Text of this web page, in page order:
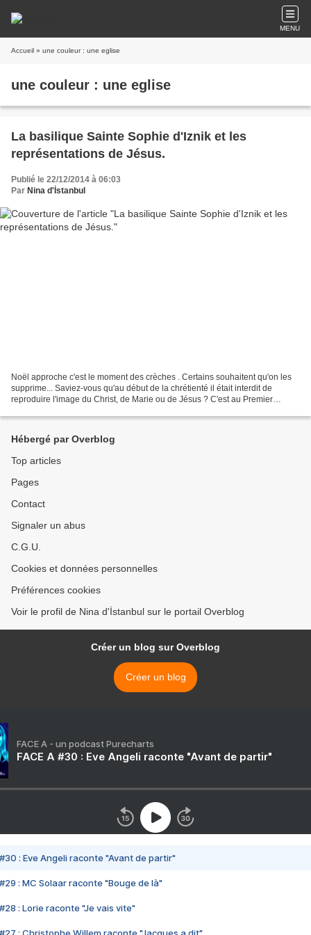
MENU
Accueil » une couleur : une eglise
une couleur : une eglise
La basilique Sainte Sophie d'Iznik et les
représentations de Jésus.
Publié le 22/12/2014 à 06:03
Par Nina d'İstanbul
Noël approche c'est le moment des crèches . Certains souhaitent qu'on les
supprime... Saviez-vous qu'au début de la chrétienté il était interdit de
reproduire l'image du Christ, de Marie ou de Jésus ? C'est au Premier
Hébergé par Overblog
Top articles
Pages
Contact
Signaler un abus
C.G.U.
Cookies et données personnelles
Préférences cookies
Voir le profil de Nina d'İstanbul sur le portail Overblog
Créer un blog sur Overblog
Créer un blog
FACE A - un podcast Purecharts
FACE A #30 : Eve Angeli raconte "Avant de partir"
#30 : Eve Angeli raconte "Avant de partir"
#29 : MC Solaar raconte "Bouge de là"
#28 : Lorie raconte "Je vais vite"